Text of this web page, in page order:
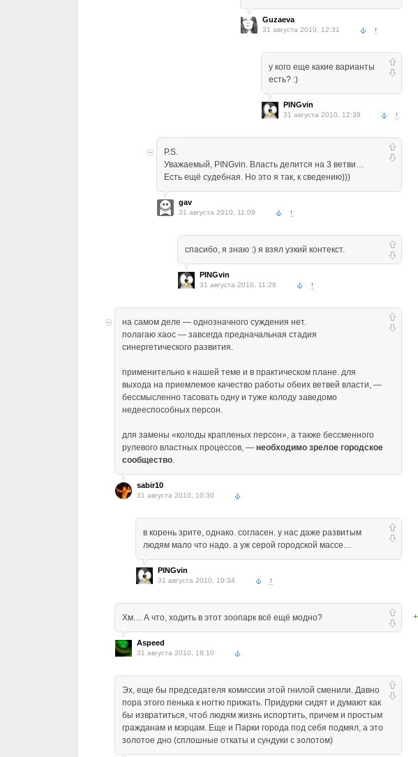
Guzaeva
31 августа 2010, 12:31 ↑
у кого еще какие варианты
есть? :)
PINGvin
31 августа 2010, 12:39 ↑
P.S.
Уважаемый, PINGvin. Власть делится на 3 ветви…
Есть ещё судебная. Но это я так, к сведению)))
gav
31 августа 2010, 11:09 ↑
спасибо, я знаю :) я взял узкий контекст.
PINGvin
31 августа 2010, 11:28 ↑
на самом деле — однозначного суждения нет.
полагаю хаос — завсегда предначальная стадия
синергетического развития.
применительно к нашей теме и в практическом плане. для
выхода на приемлемое качество работы обеих ветвей власти, —
бессмысленно тасовать одну и туже колоду заведомо
недееспособных персон.
для замены «колоды крапленых персон», а также бессменного
рулевого властных процессов, — необходимо зрелое городское
сообщество.
sabir10
31 августа 2010, 10:30
в корень зрите, однако. согласен. у нас даже развитым
людям мало что надо. а уж серой городской массе…
PINGvin
31 августа 2010, 10:34 ↑
Хм… А что, ходить в этот зоопарк всё ещё модно?
Aspeed
31 августа 2010, 18:10
Эх, еще бы председателя комиссии этой гнилой сменили. Давно
пора этого пенька к ногтю прижать. Придурки сидят и думают как
бы извратиться, чтоб людям жизнь испортить, причем и простым
гражданам и мэрцам. Еще и Парки города под себя подмял, а это
золотое дно (сплошные откаты и сундуки с золотом)